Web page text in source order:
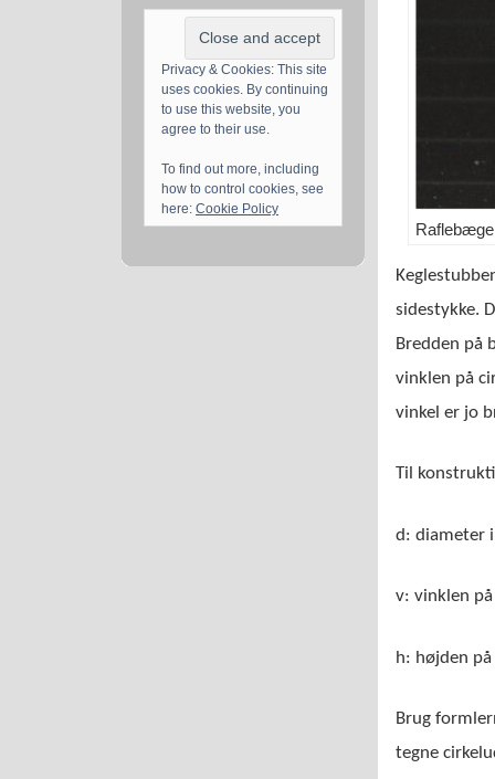
Privacy & Cookies: This site
uses cookies. By continuing
to use this website, you
agree to their use.
To find out more, including
how to control cookies, see
here: Cookie Policy
sidestykke.
Bredden på
vinklen på
vinkel er jo
Til
d: diameter
v: vinklen
h: højden
Brug
tegne